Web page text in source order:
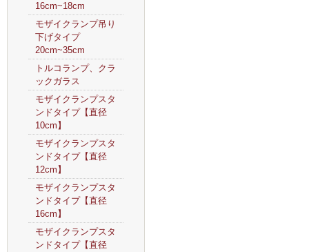
16cm~18cm
モザイクランプ吊り
下げタイプ
20cm~35cm
トルコランプ、クラ
ックガラス
モザイクランプスタ
ンドタイプ【直径
10cm】
モザイクランプスタ
ンドタイプ【直径
12cm】
モザイクランプスタ
ンドタイプ【直径
16cm】
モザイクランプスタ
ンドタイプ【直径